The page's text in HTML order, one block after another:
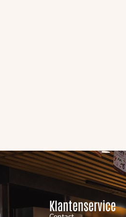
Klantenservice